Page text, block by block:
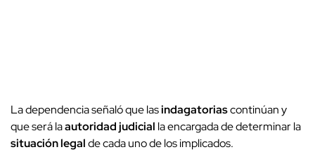
La dependencia señaló que lasindagatoriascontinúan y
que será laautoridad judicial la encargada de determinar la
situación legalde cada uno de los implicados.